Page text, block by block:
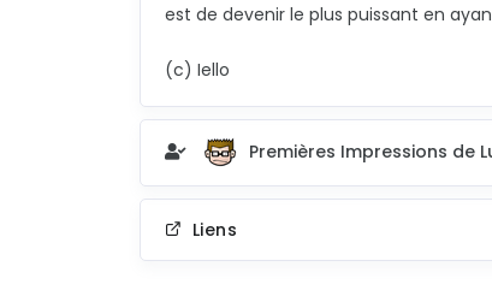
est de devenir le plus puissant en
(c) Iello
Premières Impressions de
Liens